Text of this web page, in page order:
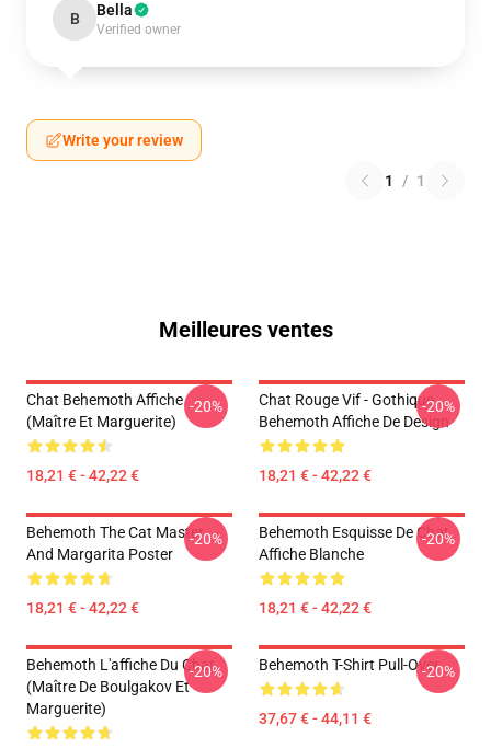
B Bella
Verified owner
Write your review
1 / 1
Meilleures ventes
Chat Behemoth Affiche
(Maître Et Marguerite)
18,21 € - 42,22 €
-20%
Chat Rouge Vif - Gothique
Behemoth Affiche De Design
18,21 € - 42,22 €
-20%
Behemoth The Cat Master
And Margarita Poster
18,21 € - 42,22 €
-20%
Behemoth Esquisse De Chat.
Affiche Blanche
18,21 € - 42,22 €
-20%
Behemoth L'affiche Du Chat
(Maître De Boulgakov Et
Marguerite)
-20% Behemoth T-Shirt Pull-Over
37,67 € - 44,11 €
-20%